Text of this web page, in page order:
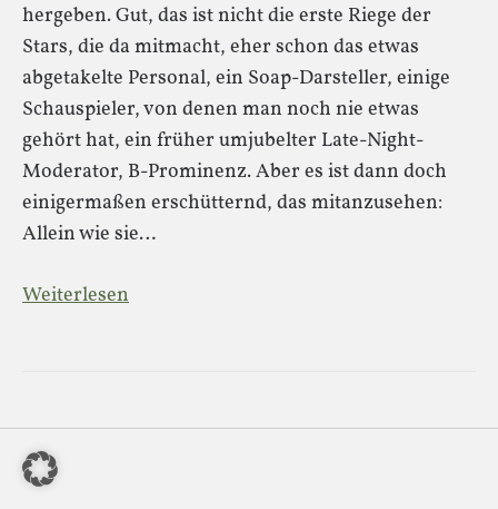
hergeben. Gut, das ist nicht die erste Riege der
Stars, die da mitmacht, eher schon das etwas
abgetakelte Personal, ein Soap-Darsteller, einige
Schauspieler, von denen man noch nie etwas
gehört hat, ein früher umjubelter Late-Night-
Moderator, B-Prominenz. Aber es ist dann doch
einigermaßen erschütternd, das mitanzusehen:
Allein wie sie…
Weiterlesen